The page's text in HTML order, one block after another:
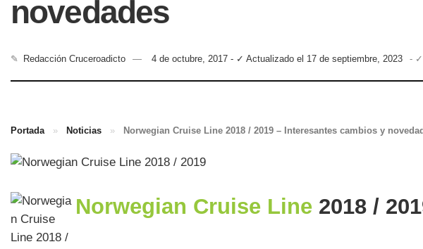
novedades
✎ Redacción Cruceroadicto 4 de octubre, 2017 - ✓ Actualizado el 17 de septiembre, 2023 - ✓
Portada » Noticias » Norwegian Cruise Line 2018 / 2019 – Interesantes cambios y
Norwegian Cruise Line 2018 /